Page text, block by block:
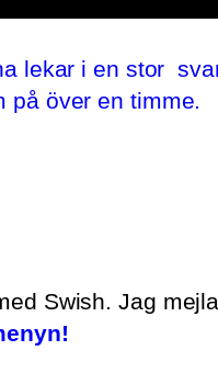
lekar i en stor
på över en timme.
Swish. Jag